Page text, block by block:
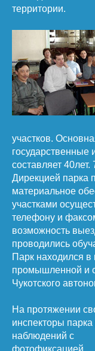
территории.
участков.
государственные
составляет
Дирекцией парка
материальное
участками
телефону и
возможность
проводились
Парк находился
промышленной и
Чукотского
На протяжении
инспекторы
наблюдений с